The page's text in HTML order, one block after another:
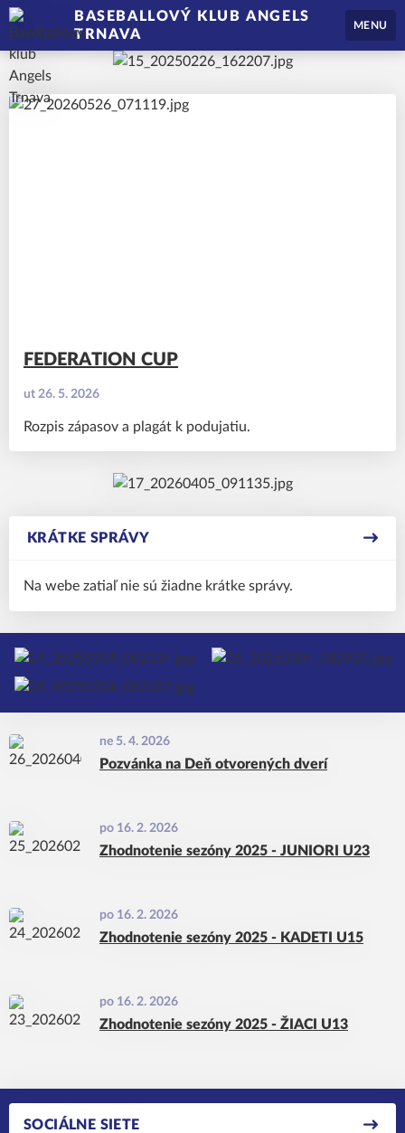
BASEBALLOVÝ KLUB ANGELS
TRNAVA
MENU
ut 26. 5. 2026
FEDERATION CUP
Rozpis zápasov a plagát k podujatiu.
KRÁTKE SPRÁVY
Na webe zatiaľ nie sú žiadne krátke správy.
ne 5. 4. 2026
Pozvánka na Deň otvorených dverí
po 16. 2. 2026
Zhodnotenie sezóny 2025 - JUNIORI U23
po 16. 2. 2026
Zhodnotenie sezóny 2025 - KADETI U15
po 16. 2. 2026
Zhodnotenie sezóny 2025 - ŽIACI U13
SOCIÁLNE SIETE